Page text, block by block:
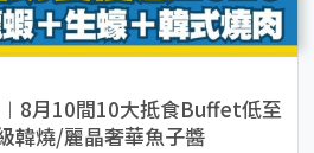
月10間10大抵食Buffet低至
韓燒/麗晶奢華魚子醬